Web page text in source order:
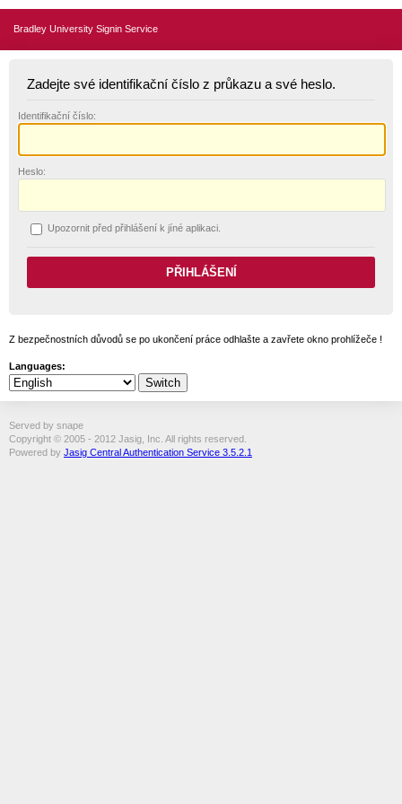
Bradley University Signin Service
Zadejte své identifikační číslo z průkazu a své heslo.
Identifikační číslo:
Heslo:
Upozornit před přihlášení k jíné aplikaci.
Z bezpečnostních důvodů se po ukončení práce odhlašte a zavřete okno prohlížeče !
Languages:
Served by snape
Copyright © 2005 - 2012 Jasig, Inc. All rights reserved.
Powered by Jasig Central Authentication Service 3.5.2.1